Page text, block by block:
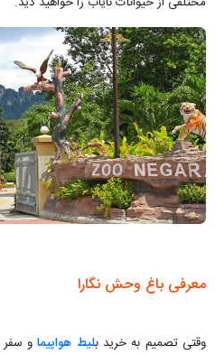
معرفی باغ وحش نگارا
وقتی تصمیم به خرید بلیط هواپیماو سفر